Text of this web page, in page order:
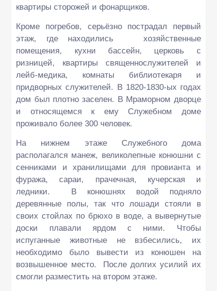
квартиры сторожей и фонарщиков.
Кроме погребов, серьёзно пострадал первый
этаж, где находились хозяйственные
помещения, кухни бассейн, церковь с
ризницей, квартиры священнослужителей и
лейб-медика, комнаты библиотекаря и
придворных служителей. В 1820-1830-ых годах
дом был плотно заселен. В Мраморном дворце
и относящемся к ему Служебном доме
проживало более 300 человек.
На нижнем этаже Служебного дома
располагался манеж, великолепные конюшни с
сенниками и хранилищами для провианта и
фуража, сараи, прачечная, кучерская и
ледники. В конюшнях водой подняло
деревянные полы, так что лошади стояли в
своих стойлах по брюхо в воде, а вывернутые
доски плавали ярдом с ними. Чтобы
испуганные животные не взбесились, их
необходимо было вывести из конюшен на
возвышенное место. После долгих усилий их
смогли разместить на втором этаже.